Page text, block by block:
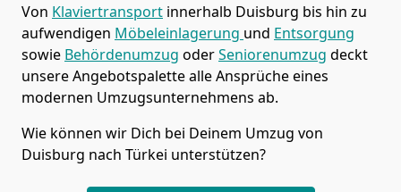
Von Klaviertransport innerhalb Duisburg bis hin zu
aufwendigen Möbeleinlagerung und Entsorgung
sowie Behördenumzug oderSeniorenumzug deckt
unsere Angebotspalette alle Ansprüche eines
modernen Umzugsunternehmens ab.
Wie können wir Dich bei Deinem Umzug von
Duisburg nach Türkei unterstützen?